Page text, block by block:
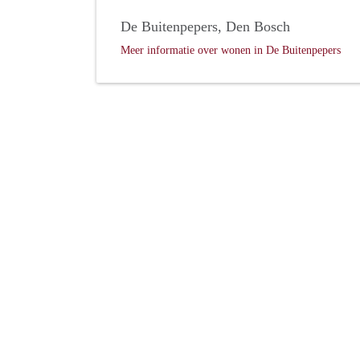
De Buitenpepers, Den Bosch
Meer informatie over wonen in De Buitenpepers